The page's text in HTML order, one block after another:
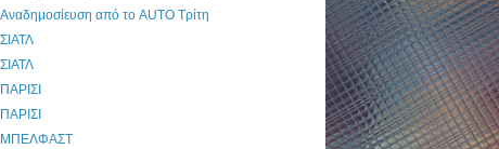
Αναδημοσίευση από το AUTO Τρίτη
ΣΙΑΤΛ
ΣΙΑΤΛ
ΠΑΡΙΣΙ
ΠΑΡΙΣΙ
ΜΠΕΛΦΑΣΤ